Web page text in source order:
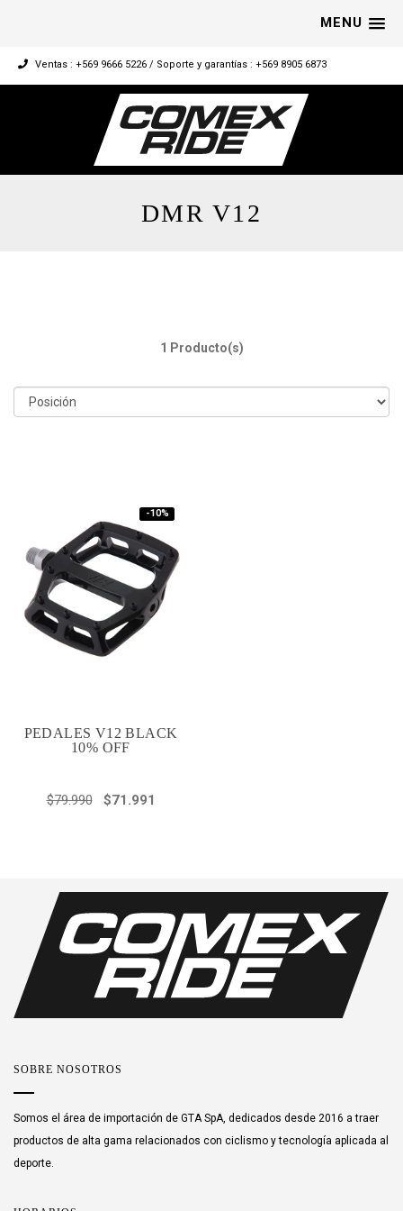
MENU
Ventas : +569 9666 5226 / Soporte y garantías : +569 8905 6873
DMR V12
1 Producto(s)
-10%
PEDALES V12 BLACK
10% OFF
$79.990 $71.991
SOBRE NOSOTROS
Somos el área de importación de GTA SpA, dedicados desde 2016 a traer
productos de alta gama relacionados con ciclismo y tecnología aplicada al
deporte.